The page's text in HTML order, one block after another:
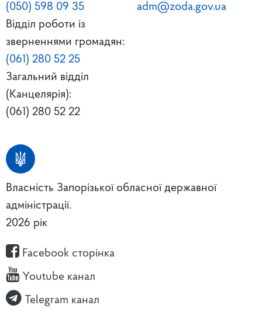
(050) 598 09 35
Відділ роботи із
зверненнями громадян:
(061) 280 52 25
Загальний відділ
(Канцелярія):
(061) 280 52 22
adm@zoda.gov.ua
Власність Запорізької обласної державної
адміністрації.
2026 рік
Facebook сторінка
Youtube канал
Telegram канал